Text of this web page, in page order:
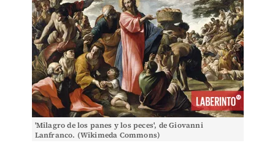
'Milagro de los panes y los peces', de Giovanni
Lanfranco. (Wikimeda Commons)